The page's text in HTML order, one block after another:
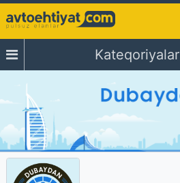
Kateqoriyalar